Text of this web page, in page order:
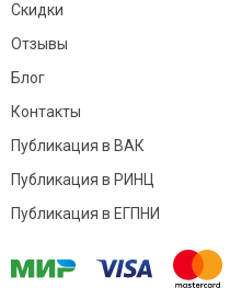
Скидки
Отзывы
Блог
Контакты
Публикация в ВАК
Публикация в РИНЦ
Публикация в ЕГПНИ